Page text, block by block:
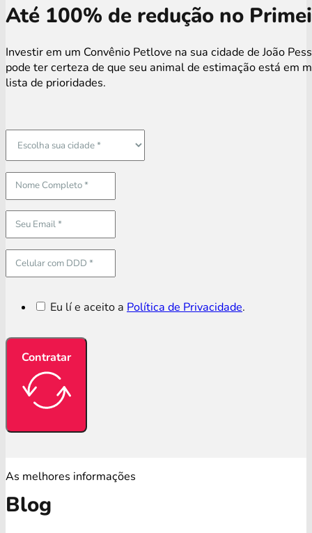
Até 100% de redução no
Investir em um Convênio Petlove na sua cidade de João
pode ter certeza de que seu animal de estimação está em
lista de prioridades.
Eu lí e aceito a Política de Privacidade.
Contratar
As melhores informações
Blog